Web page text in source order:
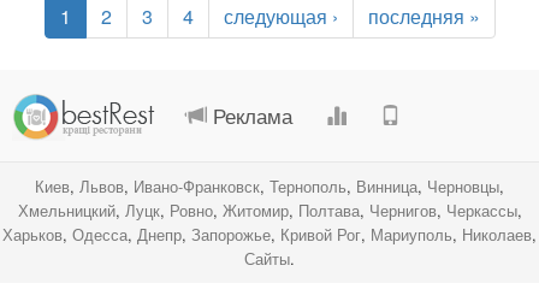
1 2 3 4 следующая › последняя »
Реклама
Киев, Львов, Ивано-Франковск, Тернополь, Винница, Черновцы,
Хмельницкий, Луцк, Ровно, Житомир, Полтава, Чернигов, Черкассы,
Харьков, Одесса, Днепр, Запорожье, Кривой Рог, Мариуполь, Николаев,
Сайты.